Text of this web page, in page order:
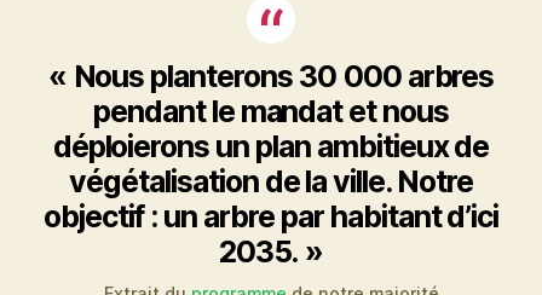
« Nous planterons 30 000 arbres
pendant le mandat et nous
déploierons un plan ambitieux de
végétalisation de la ville. Notre
objectif : un arbre par habitant d’ici
2035. »